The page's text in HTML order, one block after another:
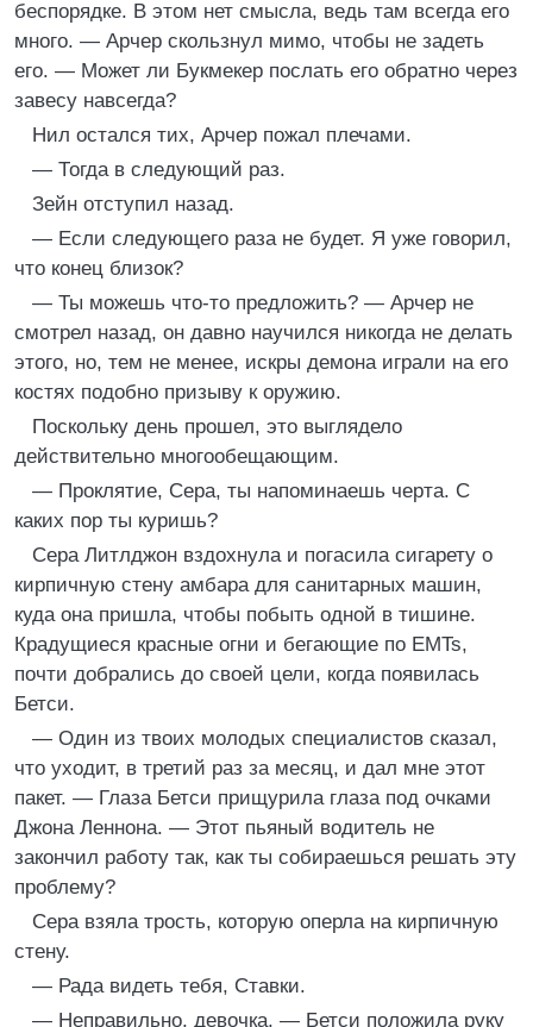
беспорядке. В этом нет смысла, ведь там всегда его
много. — Арчер скользнул мимо, чтобы не задеть
его. — Может ли Букмекер послать его обратно через
завесу навсегда?
Нил остался тих, Арчер пожал плечами.
— Тогда в следующий раз.
Зейн отступил назад.
— Если следующего раза не будет. Я уже говорил,
что конец близок?
— Ты можешь что-то предложить? — Арчер не
смотрел назад, он давно научился никогда не делать
этого, но, тем не менее, искры демона играли на его
костях подобно призыву к оружию.
Поскольку день прошел, это выглядело
действительно многообещающим.
— Проклятие, Сера, ты напоминаешь черта. С
каких пор ты куришь?
Сера Литлджон вздохнула и погасила сигарету о
кирпичную стену амбара для санитарных машин,
куда она пришла, чтобы побыть одной в тишине.
Крадущиеся красные огни и бегающие по EMTs,
почти добрались до своей цели, когда появилась
Бетси.
— Один из твоих молодых специалистов сказал,
что уходит, в третий раз за месяц, и дал мне этот
пакет. — Глаза Бетси прищурила глаза под очками
Джона Леннона. — Этот пьяный водитель не
закончил работу так, как ты собираешься решать эту
проблему?
Сера взяла трость, которую оперла на кирпичную
стену.
— Рада видеть тебя, Ставки.
— Неправильно, девочка, — Бетси положила руку